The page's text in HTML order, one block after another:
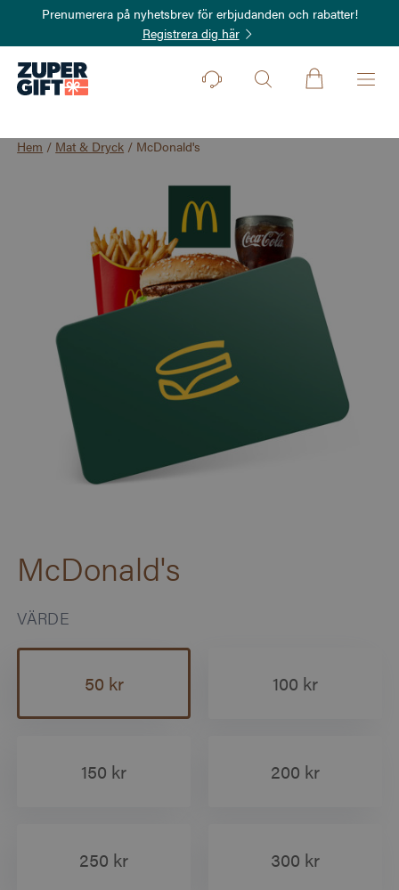
Prenumerera på nyhetsbrev för erbjudanden och rabatter!
Registrera dig här
Hem / Mat & Dryck / McDonald's
McDonald's
VÄRDE
50 kr 100 kr
150 kr 200 kr
250 kr 300 kr